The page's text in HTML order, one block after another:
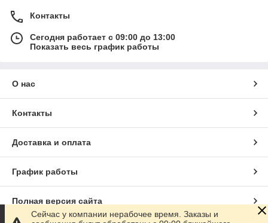
Контакты
Сегодня работает с 09:00 до 13:00
Показать весь график работы
О нас
Контакты
Доставка и оплата
График работы
Полная версия сайта
Сейчас у компании нерабочее время. Заказы и